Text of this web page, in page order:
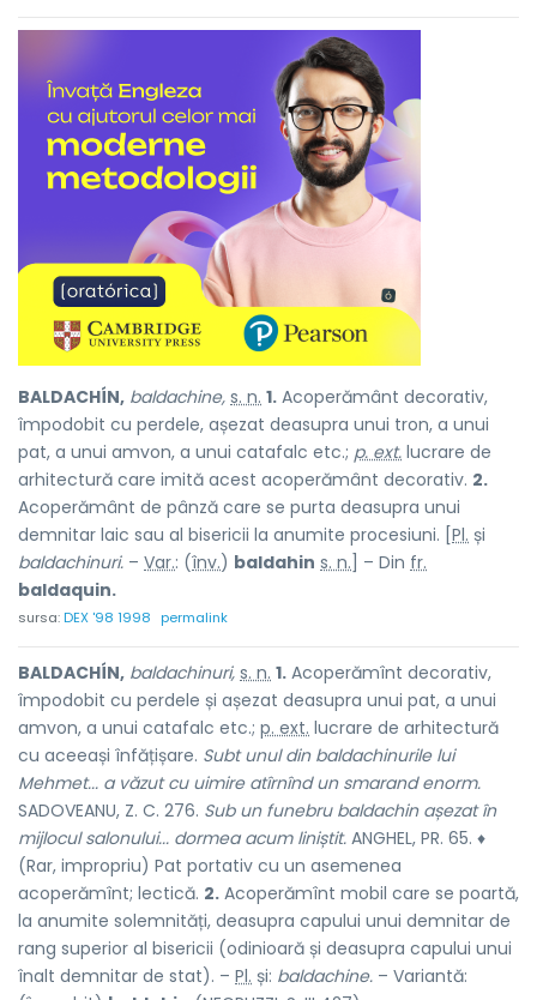
BALDACHÍN, baldachine, s. n. 1. Acoperământ decorativ,
împodobit cu perdele, așezat deasupra unui tron, a unui
pat, a unui amvon, a unui catafalc etc.; p. ext. lucrare de
arhitectură care imită acest acoperământ decorativ. 2.
Acoperământ de pânză care se purta deasupra unui
demnitar laic sau al bisericii la anumite procesiuni. [ Pl. și
baldachinuri. – Var.: (înv.) baldahin s. n. ] – Din fr.
baldaquin.
sursa:DEX '98 1998 permalink
BALDACHÍN, baldachinuri, s. n. 1. Acoperămînt decorativ,
împodobit cu perdele și așezat deasupra unui pat, a unui
amvon, a unui catafalc etc.; p. ext. lucrare de arhitectură
cu aceeași înfățișare. Subt unul din baldachinurile lui
Mehmet... a văzut cu uimire atîrnînd un smarand enorm.
SADOVEANU, Z. C. 276. Sub un funebru baldachin așezat în
mijlocul salonului... dormea acum liniștit. ANGHEL, PR. 65. ♦
(Rar, impropriu) Pat portativ cu un asemenea
acoperămînt; lectică. 2. Acoperămînt mobil care se poartă,
la anumite solemnități, deasupra capului unui demnitar de
rang superior al bisericii (odinioară și deasupra capului unui
înalt demnitar de stat). – Pl. și: baldachine. – Variantă: